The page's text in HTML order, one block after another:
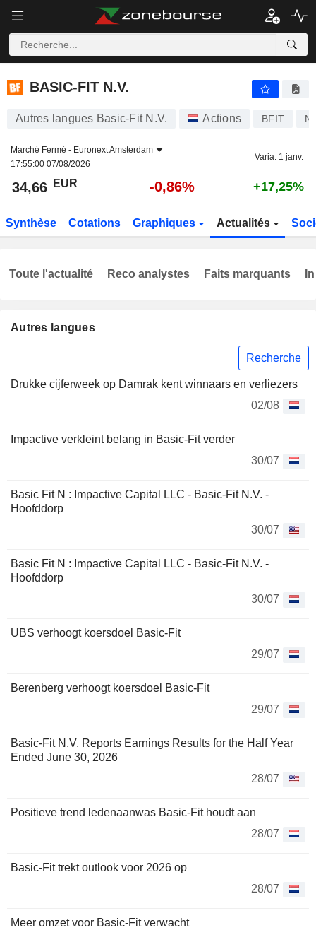
BASIC-FIT N.V.
BASIC-FIT N.V.
Autres langues Basic-Fit N.V. Actions BFIT
Marché Fermé - Euronext Amsterdam
17:55:00 07/08/2026
Varia. 1 janv.
34,66 EUR -0,86% +17,25%
Synthèse Cotations Graphiques Actualités
Autres langues
Recherche
Drukke cijferweek op Damrak kent winnaars en verliezers
02/08
Impactive verkleint belang in Basic-Fit verder
30/07
Basic Fit N : Impactive Capital LLC - Basic-Fit N.V. -
Hoofddorp
30/07
Basic Fit N : Impactive Capital LLC - Basic-Fit N.V. -
Hoofddorp
30/07
UBS verhoogt koersdoel Basic-Fit
29/07
Berenberg verhoogt koersdoel Basic-Fit
29/07
Basic-Fit N.V. Reports Earnings Results for the Half Year
Ended June 30, 2026
28/07
Positieve trend ledenaanwas Basic-Fit houdt aan
28/07
Basic-Fit trekt outlook voor 2026 op
28/07
Meer omzet voor Basic-Fit verwacht
Toute l'actualité Reco analystes Faits marquants